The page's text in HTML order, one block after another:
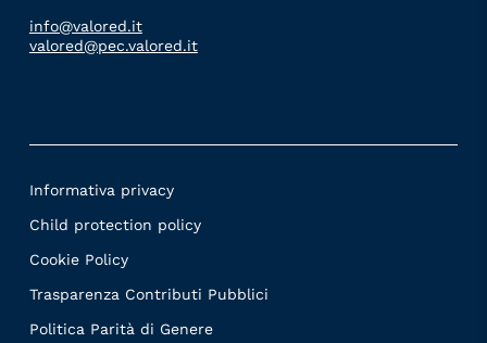
info@valored.it
valored@pec.valored.it
Informativa privacy
Child protection policy
Cookie Policy
Trasparenza Contributi Pubblici
Politica Parità di Genere